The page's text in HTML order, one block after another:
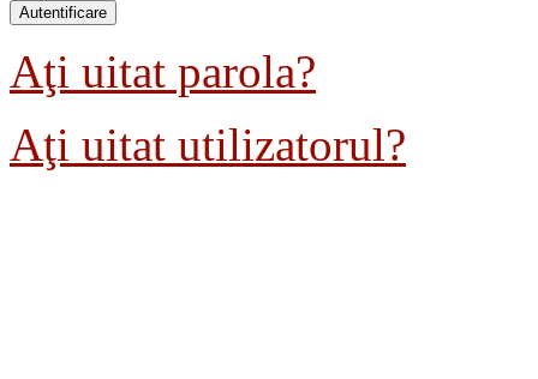
Aţi uitat parola?
Aţi uitat utilizatorul?